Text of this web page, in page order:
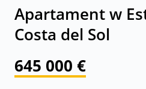
Koszty
Kontakt
Apartament w
Costa del Sol
645 000 €